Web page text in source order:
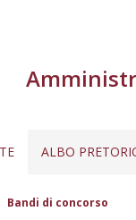
ALBO
Bandi di concorso